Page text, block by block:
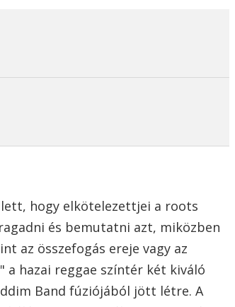
hogy elkötelezettjei a roots
és bemutatni azt, miközben
az összefogás ereje vagy az
hazai reggae színtér két kiváló
Band fúziójából jött létre. A